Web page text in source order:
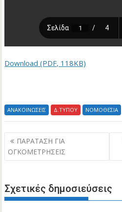
Download (PDF, 118KB)
ΑΝΑΚΟΙΝΩΣΕΙΣ Δ.ΤΥΠΟΥ ΝΟΜΟΘΕΣΙΑ
Πλοήγηση
άρθρων
ΠΑΡΑΤΑΣΗ ΓΙΑ
ΟΓΚΟΜΕΤΡΗΣΕΙΣ
Σχετικές δημοσιεύσεις